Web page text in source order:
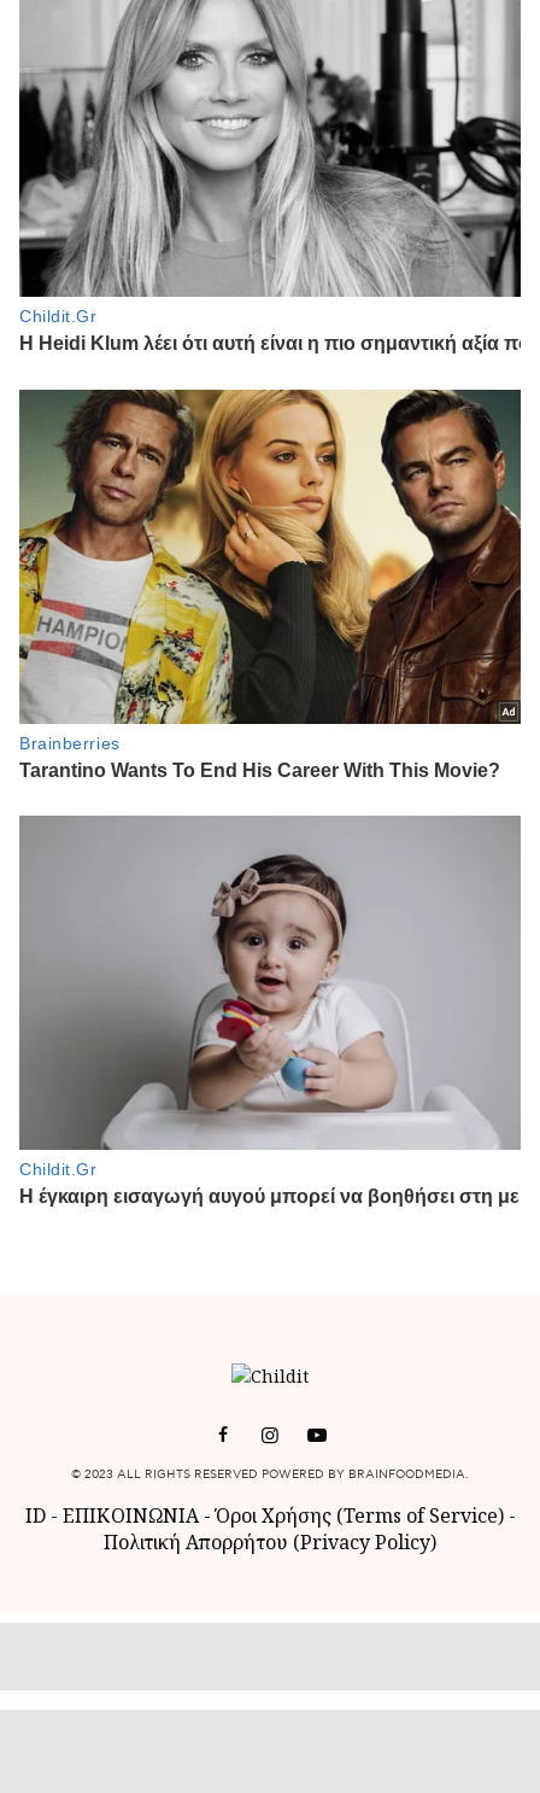
© 2023 ALL RIGHTS RESERVED POWERED BY BRAINFOODMEDIA.
ID- ΕΠΙΚΟΙΝΩΝΙΑ-Όροι Χρήσης (Terms of Service)-
Πολιτική Απορρήτου (Privacy Policy)